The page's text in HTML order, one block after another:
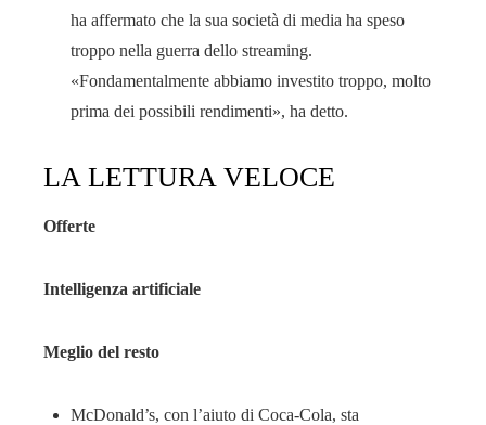
ha affermato che la sua società di media ha speso
troppo nella guerra dello streaming.
«Fondamentalmente abbiamo investito troppo, molto
prima dei possibili rendimenti», ha detto.
LA LETTURA VELOCE
Offerte
Intelligenza artificiale
Meglio del resto
McDonald’s, con l’aiuto di Coca-Cola, sta